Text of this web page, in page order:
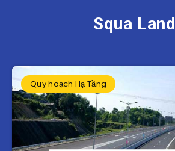
Squa Land
Quy hoạch Hạ Tầng